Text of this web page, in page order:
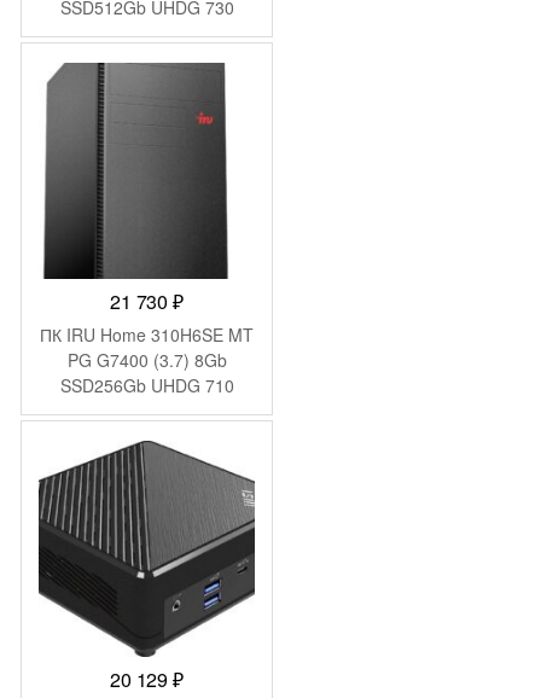
SSD512Gb UHDG 730
Windows 11 Pro GbitEth
WiFi BT 90W черный
21 730₽
ПК IRU Home 310H6SE MT
PG G7400 (3.7) 8Gb
SSD256Gb UHDG 710
FreeDOS GbitEth 400W
черный (2079980)
20 129₽